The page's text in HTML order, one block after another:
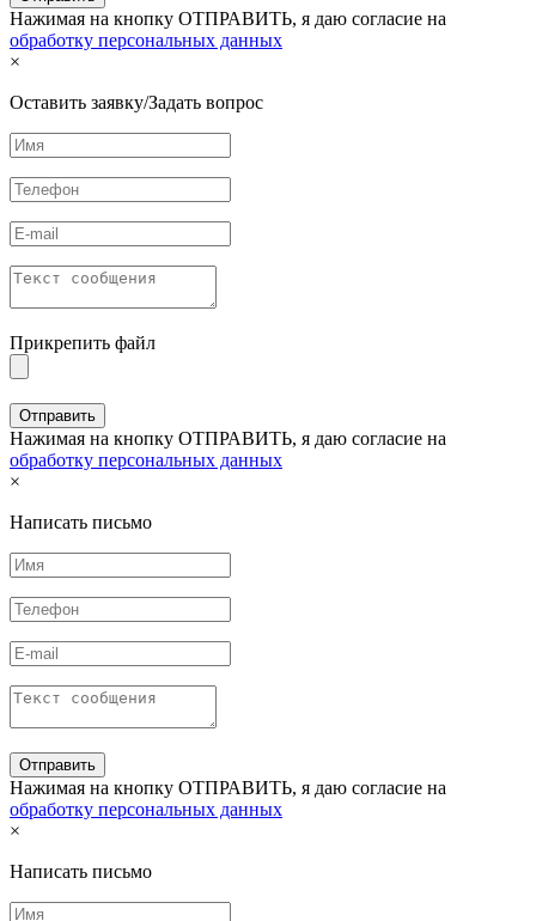
Нажимая на кнопку ОТПРАВИТЬ, я даю согласие на
обработку персональных данных
×
Оставить заявку/Задать вопрос
Прикрепить файл
Нажимая на кнопку ОТПРАВИТЬ, я даю согласие на
обработку персональных данных
×
Написать письмо
Нажимая на кнопку ОТПРАВИТЬ, я даю согласие на
обработку персональных данных
×
Написать письмо